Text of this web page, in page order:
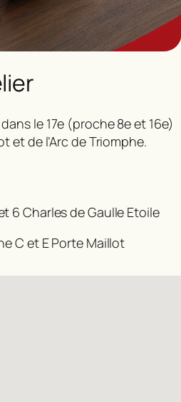
le 17e (proche 8e et 16e)
et de l’Arc de Triomphe.
6 Charles de Gaulle Etoile
C et E Porte Maillot